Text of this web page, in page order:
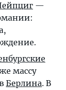
—
массу
Берлина. В